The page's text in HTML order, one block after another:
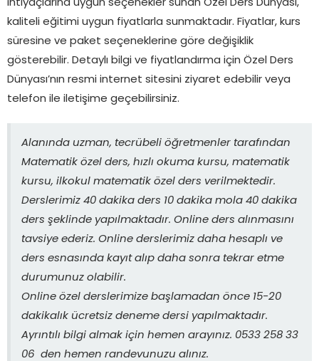
ihtiyaçlarına uygun seçenekler sunan Özel Ders Dünyası,
kaliteli eğitimi uygun fiyatlarla sunmaktadır. Fiyatlar, kurs
süresine ve paket seçeneklerine göre değişiklik
gösterebilir. Detaylı bilgi ve fiyatlandırma için Özel Ders
Dünyası’nın resmi internet sitesini ziyaret edebilir veya
telefon ile iletişime geçebilirsiniz.
Alanında uzman, tecrübeli öğretmenler tarafından
Matematik özel ders, hızlı okuma kursu, matematik
kursu, ilkokul matematik özel ders verilmektedir.
Derslerimiz 40 dakika ders 10 dakika mola 40 dakika
ders şeklinde yapılmaktadır. Online ders alınmasını
tavsiye ederiz. Online derslerimiz daha hesaplı ve
ders esnasında kayıt alıp daha sonra tekrar etme
durumunuz olabilir.
Online özel derslerimize başlamadan önce 15-20
dakikalık ücretsiz deneme dersi yapılmaktadır.
Ayrıntılı bilgi almak için hemen arayınız. 0533 258 33
06 den hemen randevunuzu alınız.